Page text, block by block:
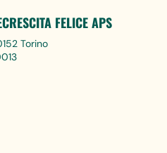
FELICE APS
Torino